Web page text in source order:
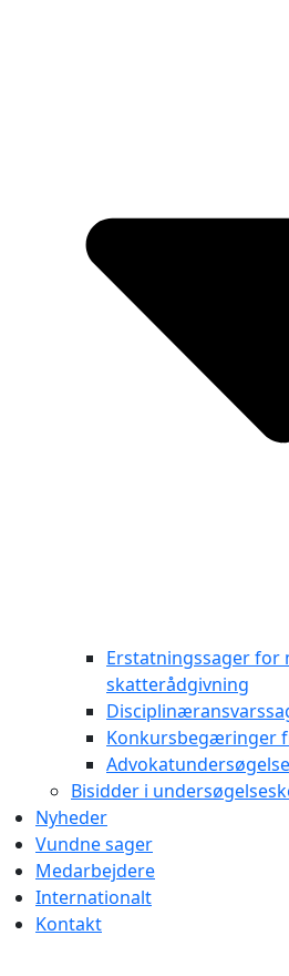
Erstatningssager for
skatterådgivning
Konkursbegæringer
Bisidder i
Nyheder
Vundne sager
Medarbejdere
Internationalt
Kontakt